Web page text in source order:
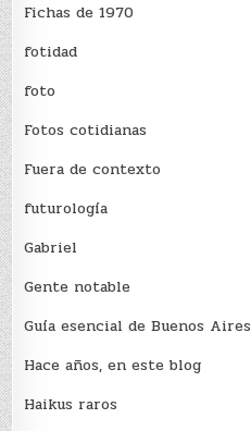
Fichas de 1970
fotidad
foto
Fotos cotidianas
Fuera de contexto
futurología
Gabriel
Gente notable
Guía esencial de Buenos Aires
Hace años, en este blog
Haikus raros